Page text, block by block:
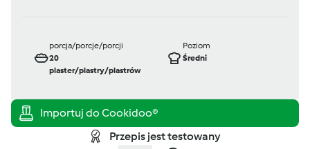
porcja/porcje/porcji
20
plaster/plastry/plastrów
Poziom
Średni
Przepis jest testowany